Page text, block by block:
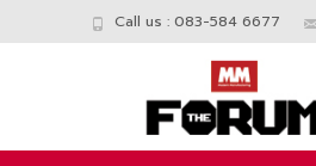
Call us : 083-584 6677